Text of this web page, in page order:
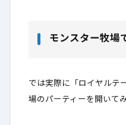
モンスター牧場
では実際に「ロイヤルテ
場のパーティーを開いて